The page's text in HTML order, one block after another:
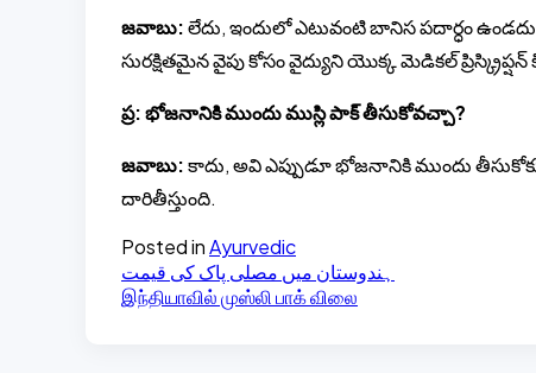
జవాబు:లేదు, ఇందులో ఎటువంటి బానిస పదార్ధం
సురక్షితమైన వైపు కోసం వైద్యుని యొక్క మెడికల్
ప్ర: భోజనానికి ముందు ముస్లి పాక్ తీసుకోవచ్చా?
జవాబు:కాదు, అవి ఎప్పుడూ భోజనానికి ముందు
దారితీస్తుంది.
Posted inAyurvedic
ہندوستان میں مصلی پاک کی قیمت
இந்தியாவில் முஸ்லி பாக் விலை